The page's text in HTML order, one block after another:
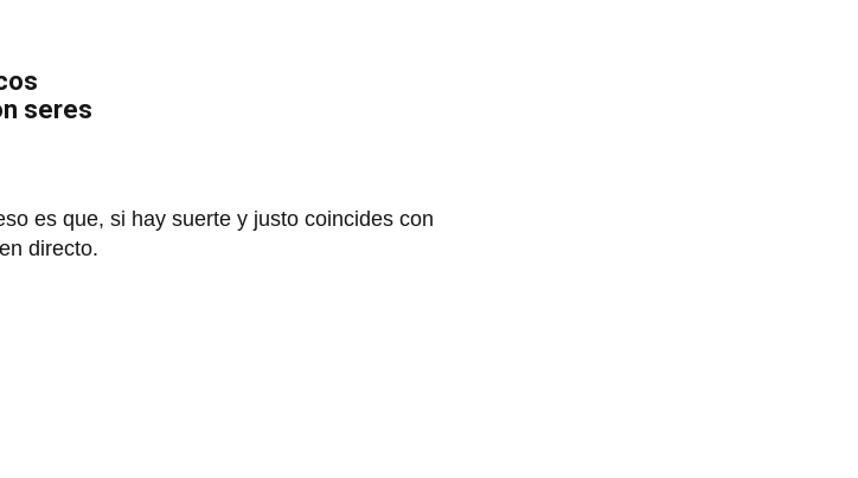
seres
es que, si hay suerte y justo coincides con
directo.